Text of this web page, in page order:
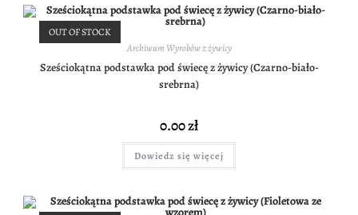
OUT OF STOCK
Archiwum Wyrobów z żywicy
Sześciokątna podstawka pod świecę z żywicy (Czarno-biało-
srebrna)
0.00zł
Dowiedz się więcej